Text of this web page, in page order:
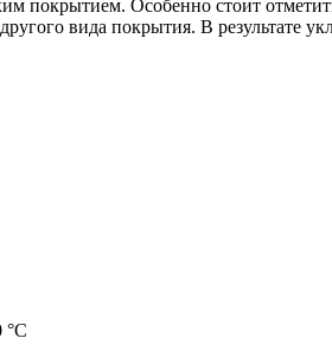
покрытием. Особенно стоит
вида покрытия. В результате
°C